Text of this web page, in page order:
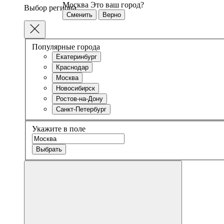
Выбор региона
Популярные города
Екатеринбург
Краснодар
Москва
Новосибирск
Ростов-на-Дону
Санкт-Петербург
Укажите в поле
Выбрать
Москва Это ваш город?
Сменить Верно